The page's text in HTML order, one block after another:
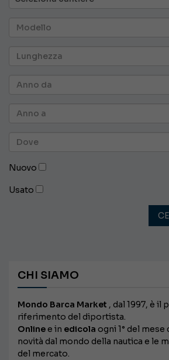
Nuovo
Usato
CHI SIAMO
Mondo Barca Market , dal 1997, è il
riferimento del diportista.
Online e in edicola ogni 1° del
novità dal mondo della nautica e le
del mercato.